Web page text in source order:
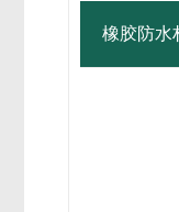
橡胶防水